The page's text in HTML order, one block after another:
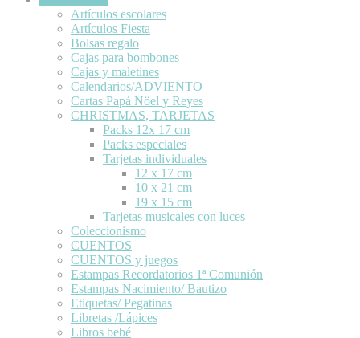
Artículos escolares
Artículos Fiesta
Bolsas regalo
Cajas para bombones
Cajas y maletines
Calendarios/ADVIENTO
Cartas Papá Nöel y Reyes
CHRISTMAS, TARJETAS
Packs 12x 17 cm
Packs especiales
Tarjetas individuales
12 x 17 cm
10 x 21 cm
19 x 15 cm
Tarjetas musicales con luces
Coleccionismo
CUENTOS
CUENTOS y juegos
Estampas Recordatorios 1ª Comunión
Estampas Nacimiento/ Bautizo
Etiquetas/ Pegatinas
Libretas /Lápices
Libros bebé